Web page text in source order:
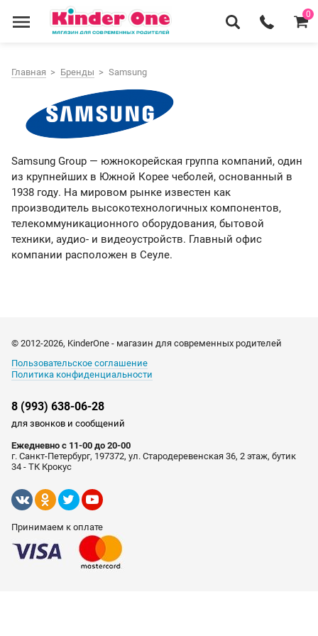
Главная Бренды Samsung
Samsung Group — южнокорейская группа компаний, один
из крупнейших в Южной Корее чеболей, основанный в
1938 году. На мировом рынке известен как
производитель высокотехнологичных компонентов,
телекоммуникационного оборудования, бытовой
техники, аудио- и видеоустройств. Главный офис
компании расположен в Сеуле.
© 2012-2026, KinderOne - магазин для современных родителей
Пользовательское соглашение
Политика конфиденциальности
8 (993) 638-06-28
для звонков и сообщений
Ежедневно с 11-00 до 20-00
г. Санкт-Петербург, 197372, ул. Стародеревенская 36, 2 этаж, бутик
34 - ТК Крокус
Принимаем к оплате
0